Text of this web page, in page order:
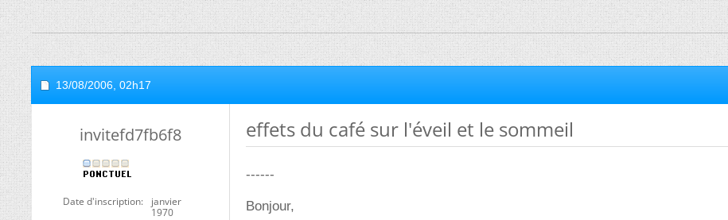
13/08/2006, 02h17
invitefd7fb6f8
Date d'inscription
janvier
1970
effets du café sur l'éveil et le sommeil
------
Bonjour,